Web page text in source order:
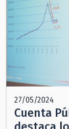
27/05/2024
Cuenta